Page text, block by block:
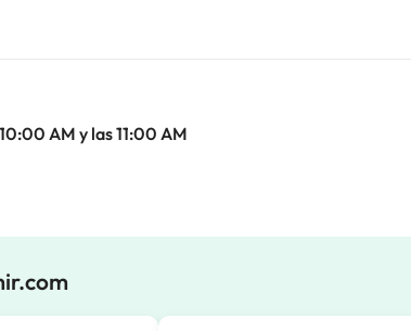
AM y las 11:00 AM